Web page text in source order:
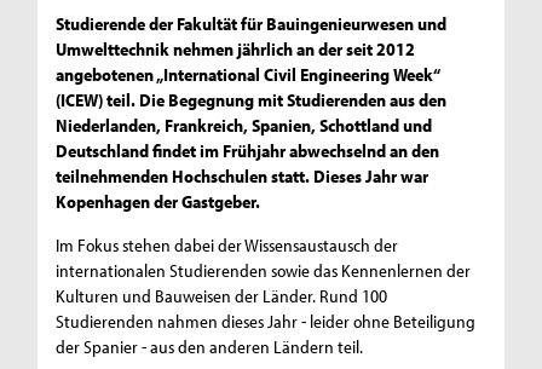
Studierende der Fakultät für Bauingenieurwesen und
Umwelttechnik nehmen jährlich an der seit 2012
angebotenen „International Civil Engineering Week“
(ICEW) teil. Die Begegnung mit Studierenden aus den
Niederlanden, Frankreich, Spanien, Schottland und
Deutschland findet im Frühjahr abwechselnd an den
teilnehmenden Hochschulen statt. Dieses Jahr war
Kopenhagen der Gastgeber.
Im Fokus stehen dabei der Wissensaustausch der
internationalen Studierenden sowie das Kennenlernen der
Kulturen und Bauweisen der Länder. Rund 100
Studierenden nahmen dieses Jahr - leider ohne Beteiligung
der Spanier - aus den anderen Ländern teil.